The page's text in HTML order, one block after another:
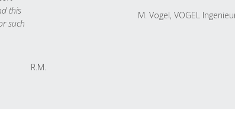
this
such
R.M.
M. Vogel, VOGEL